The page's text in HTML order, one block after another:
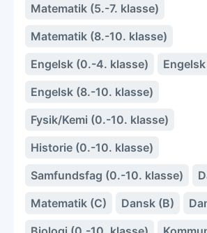
Matematik (5.-7. klasse)
Matematik (8.-10. klasse)
Engelsk (0.-4. klasse)
Engelsk (8.-10. klasse)
Fysik/Kemi (0.-10. klasse)
Historie (0.-10. klasse)
Samfundsfag (0.-10. klasse)
Matematik (C)
Dansk (B)